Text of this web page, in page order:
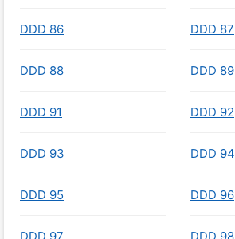
DDD 86 DDD 87
DDD 88 DDD 89
DDD 91 DDD 92
DDD 93 DDD 94
DDD 95 DDD 96